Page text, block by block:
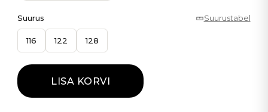
Suurus Suurustabel
116 122 128
LISA KORVI